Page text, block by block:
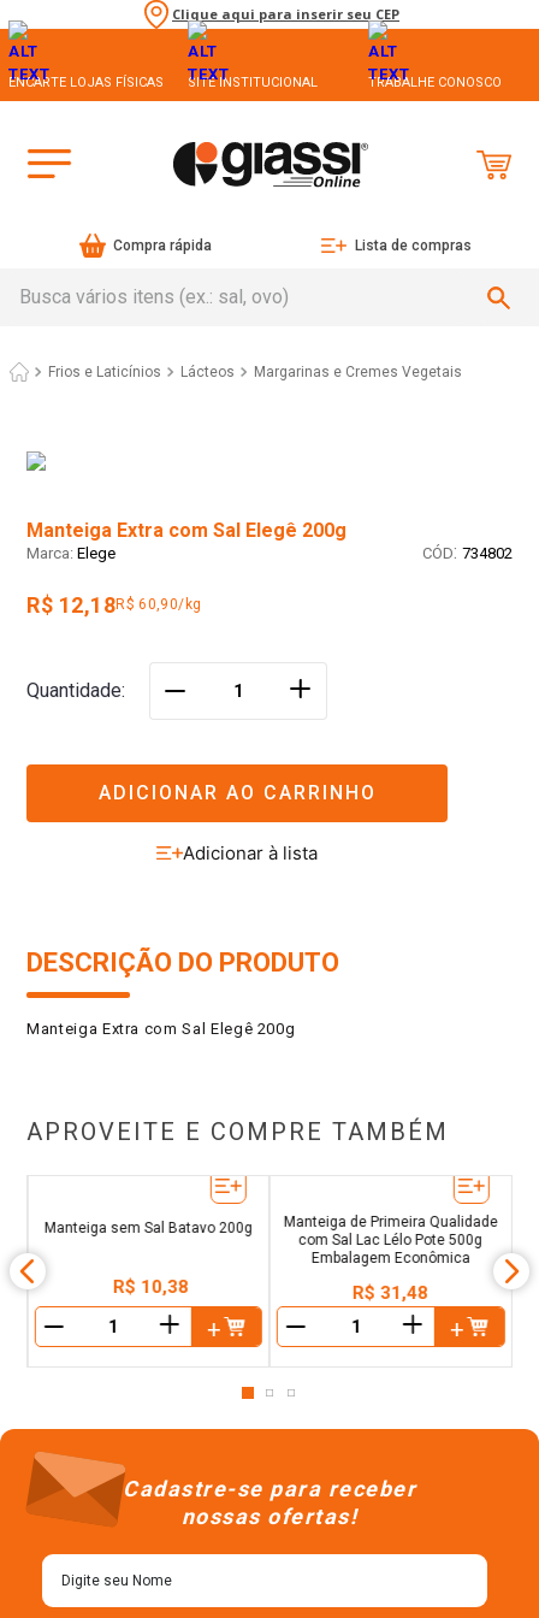
Clique aqui para inserir seu CEP
ENCARTE LOJAS FÍSICAS SITE INSTITUCIONAL TRABALHE CONOSCO
Compra rápida Lista de compras
Frios e Laticínios Lácteos Margarinas e Cremes Vegetais
Manteiga Extra com Sal Elegê 200g
Elege : 734802
R$ 12,18R$ 60,90/kg
Quantidade ＋
ADICIONAR AO CARRINHO
DESCRIÇÃO DO PRODUTO
Manteiga Extra com Sal Elegê 200g
APROVEITE E COMPRE TAMBÉM
R$ 10,38
－
Manteiga de Primeira Qualidade
R$ 31
－